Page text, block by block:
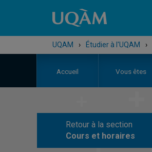
UQAM › Étudier à l'UQAM ›
Accueil Vous êtes
Retour à la section
Cours et horaires